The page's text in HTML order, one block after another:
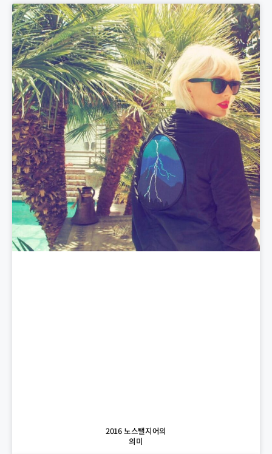
2016 노스탤지어의
의미